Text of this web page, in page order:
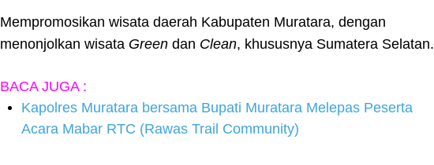
Mempromosikan wisata daerah Kabupaten Muratara, dengan
menonjolkan wisata Green dan Clean, khususnya Sumatera Selatan.
BACA JUGA :
Kapolres Muratara bersama Bupati Muratara Melepas Peserta
Acara Mabar RTC (Rawas Trail Community)